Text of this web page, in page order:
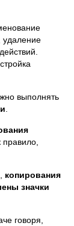
выполнять
копирования
значки
говоря,